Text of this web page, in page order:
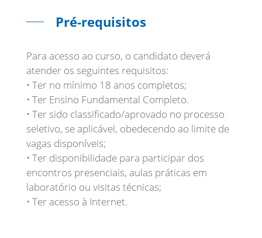
Pré-requisitos
Para acesso ao curso, o candidato deverá
atender os seguintes requisitos:
• Ter no mínimo 18 anos completos;
• Ter Ensino Fundamental Completo.
• Ter sido classificado/aprovado no processo
seletivo, se aplicável, obedecendo ao limite de
vagas disponíveis;
• Ter disponibilidade para participar dos
encontros presenciais, aulas práticas em
laboratório ou visitas técnicas;
• Ter acesso à Internet.